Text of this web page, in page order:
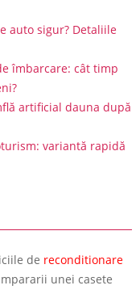
auto sigur? Detaliile
îmbarcare: cât timp
artificial dauna după
variantă rapidă
de reconditionare
unei casete